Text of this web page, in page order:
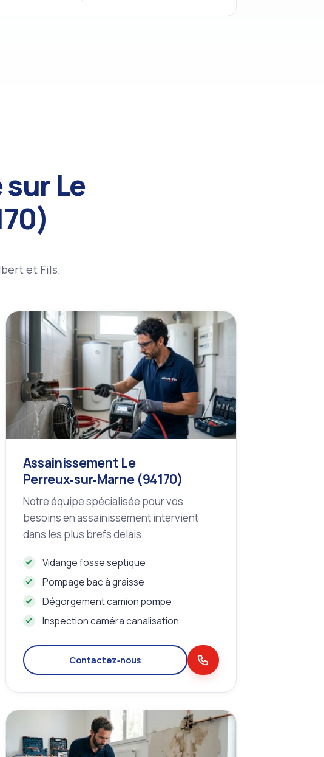
Le
et Fils.
Assainissement Le
Perreux‑sur‑Marne (94170)
Notre équipe spécialisée pour vos
besoins en assainissement intervient
dans les plus brefs délais.
Vidange fosse septique
Pompage bac à graisse
Dégorgement camion pompe
Inspection caméra canalisation
Contactez‑nous